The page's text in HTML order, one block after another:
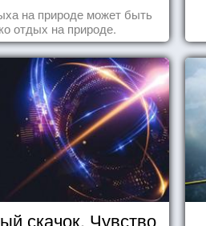
на природе может быть
отдых на природе.
скачок. Чувство